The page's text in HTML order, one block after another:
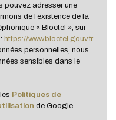
pouvez adresser une
de l’existence de la
« Bloctel », sur
https://www.bloctel.gouv.fr.
personnelles, nous
sensibles dans le
Politiques de
de Google